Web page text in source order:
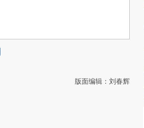
版面编辑：刘春辉